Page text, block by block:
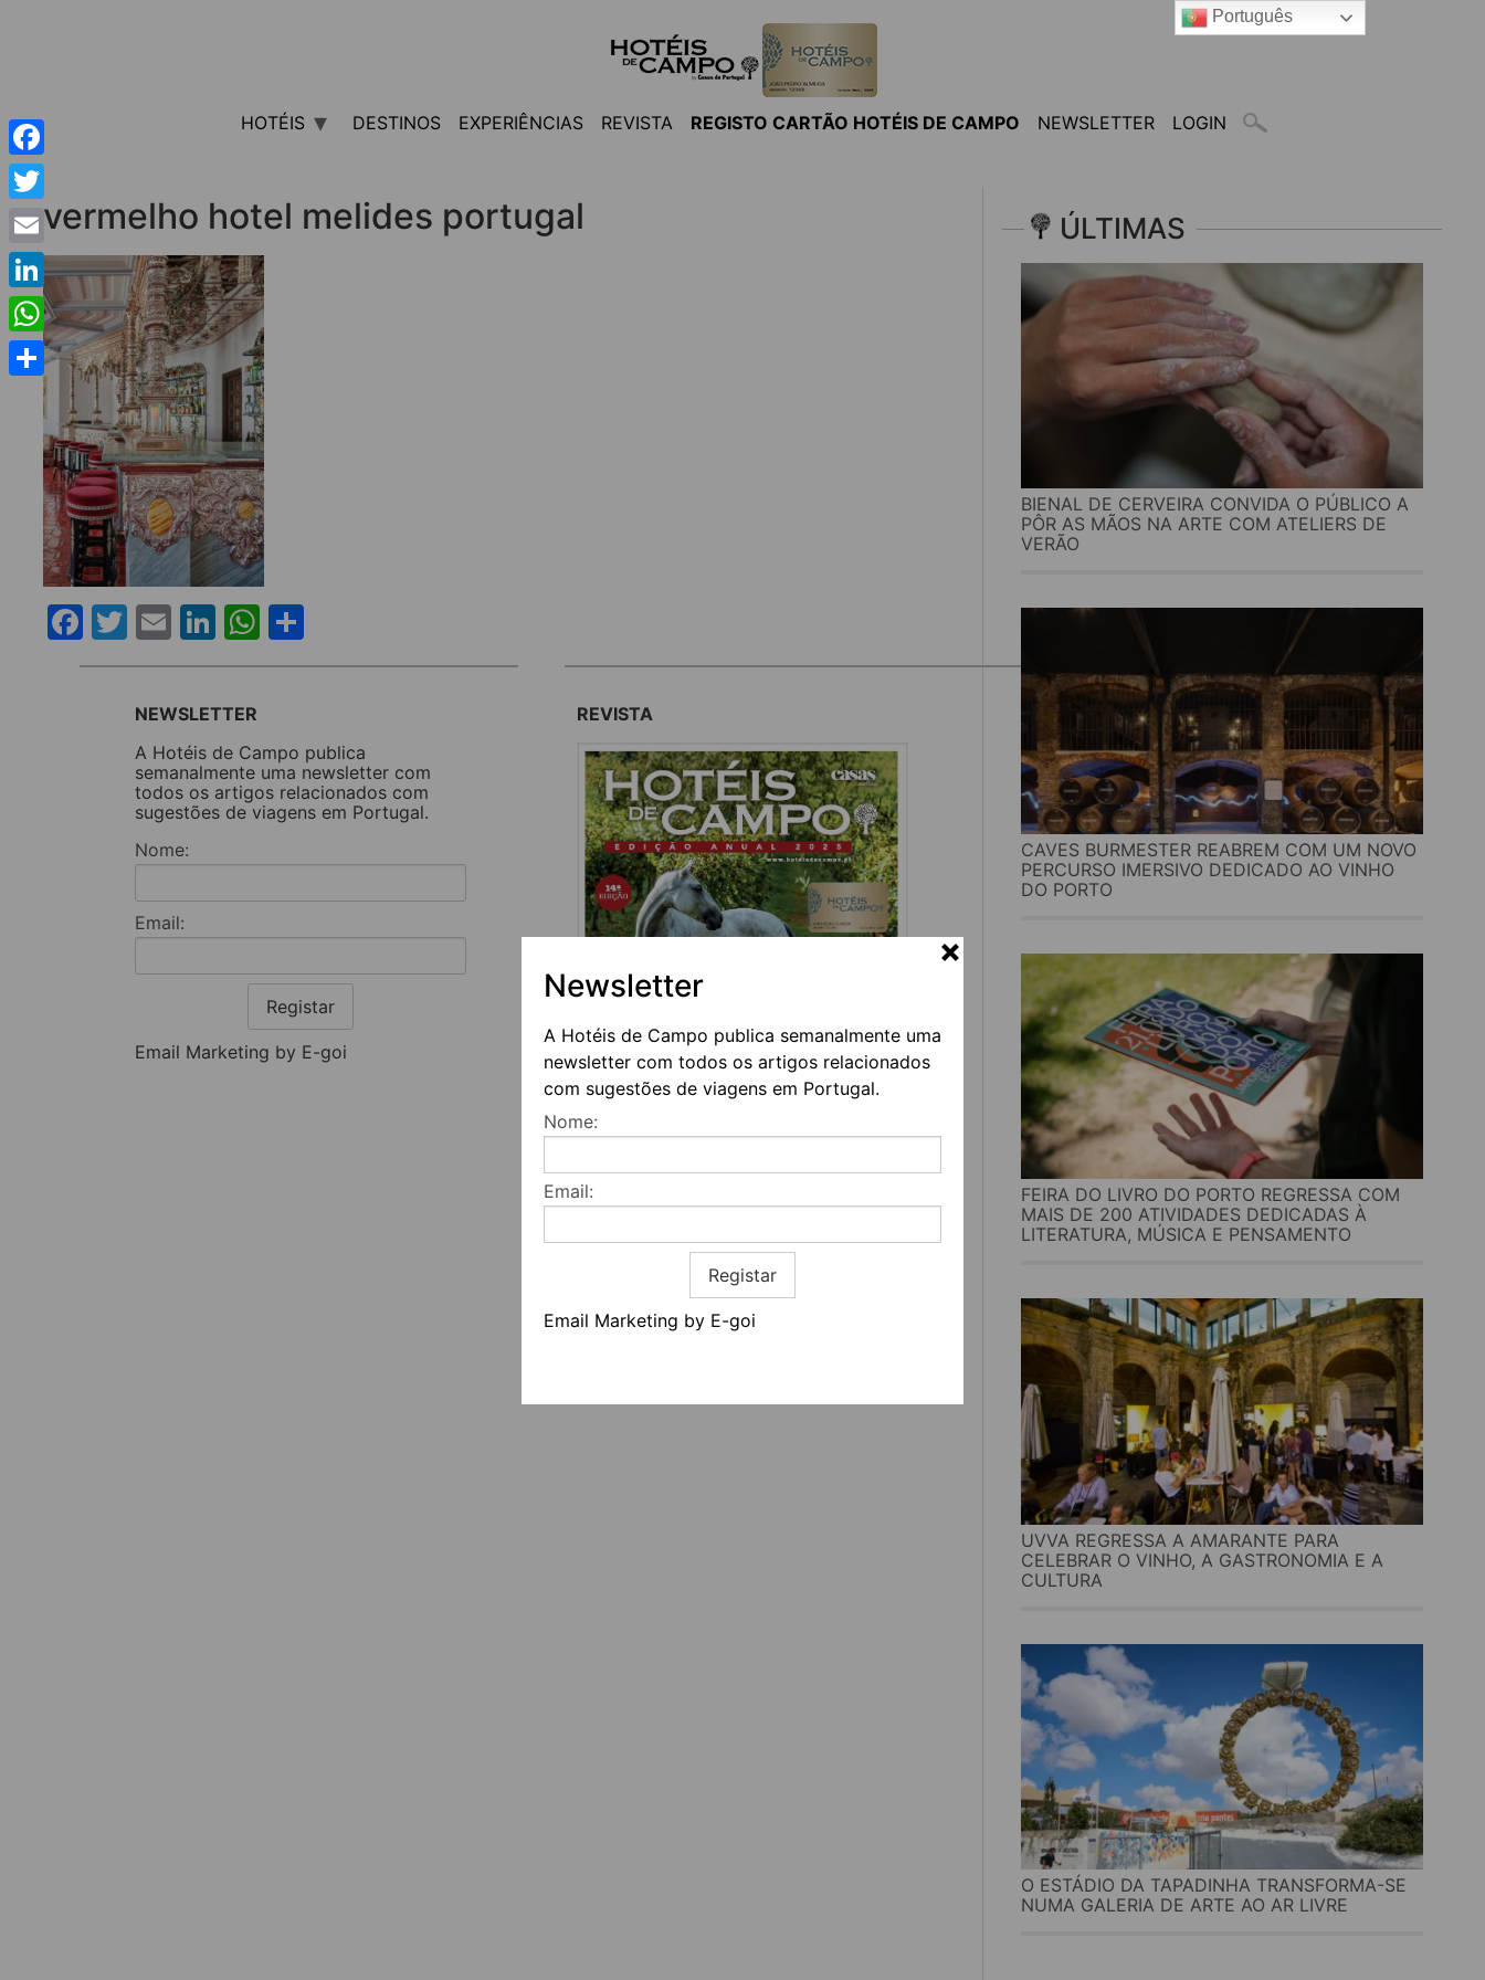
Newsletter
A Hotéis de Campo publica semanalmente uma
newsletter com todos os artigos relacionados
com sugestões de viagens em Portugal.
Nome:
Email:
Registar
Email Marketing by E-goi
HOTÉIS DESTINOS EXPERIÊNCIAS REVISTA REGISTO CARTÃO HOTÉIS DE CAMPO NEWSLETTER LOGIN
vermelho hotel melides portugal
Facebook
Twitter
EmailLinkedIn
WhatsApp
ÚLTIMAS
BIENAL DE CERVEIRA CONVIDA O PÚBLICO A
PÔR AS MÃOS NA ARTE COM ATELIERS DE
VERÃO
CAVES BURMESTER REABREM COM UM NOVO
PERCURSO IMERSIVO DEDICADO AO VINHO
DO PORTO
FEIRA DO LIVRO DO PORTO REGRESSA COM
MAIS DE 200 ATIVIDADES DEDICADAS À
LITERATURA, MÚSICA E PENSAMENTO
UVVA REGRESSA A AMARANTE PARA
CELEBRAR O VINHO, A GASTRONOMIA E A
CULTURA
O ESTÁDIO DA TAPADINHA TRANSFORMA-SE
NUMA GALERIA DE ARTE AO AR LIVRE
NEWSLETTER
A Hotéis de Campo publica
semanalmente uma newsletter com
todos os artigos relacionados com
sugestões de viagens em Portugal.
Nome:
Email:
Registar
Email Marketing by E-goi
REVISTA
Quem somos
Contactos
Facebook
Twitter
Email
LinkedIn
WhatsApp
Share
Português